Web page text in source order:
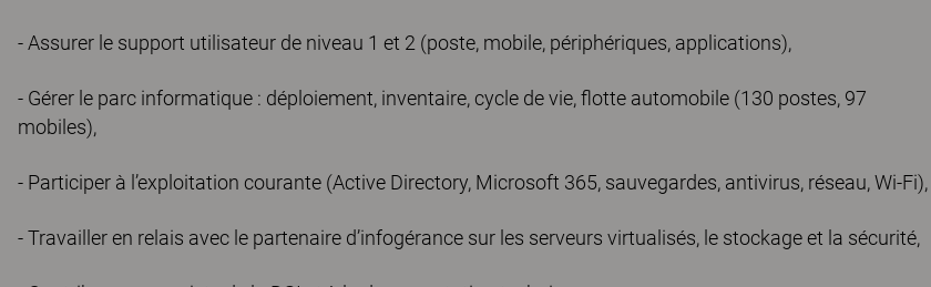
- Assurer le support utilisateur de niveau 1 et 2 (poste, mobile, périphériques, applications),
- Gérer le parc informatique : déploiement, inventaire, cycle de vie, flotte automobile (130 postes, 97
mobiles),
- Participer à l’exploitation courante (Active Directory, Microsoft 365, sauvegardes, antivirus, réseau, Wi-Fi),
- Travailler en relais avec le partenaire d’infogérance sur les serveurs virtualisés, le stockage et la sécurité,